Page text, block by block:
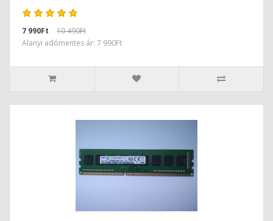
7 990Ft
10 490Ft
Alanyi adómentes ár: 7 990Ft